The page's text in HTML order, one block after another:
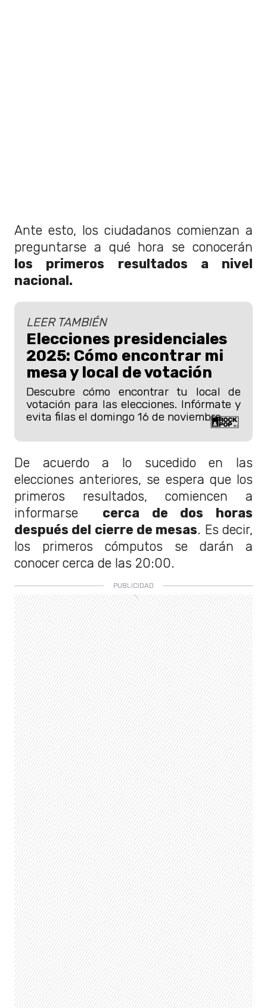
Ante esto, los ciudadanos comienzan a
preguntarse a qué hora se conocerán
los primeros resultados a nivel
nacional.
LEER TAMBIÉN
Elecciones presidenciales
2025: Cómo encontrar mi
mesa y local de votación
Descubre cómo encontrar tu local de
votación para las elecciones. Infórmate y
evita filas el domingo 16 de noviembre.
De acuerdo a lo sucedido en las
elecciones anteriores, se espera que los
primeros resultados, comiencen a
informarse cerca de dos horas
después del cierre de mesas. Es decir,
los primeros cómputos se darán a
conocer cerca de las 20:00.